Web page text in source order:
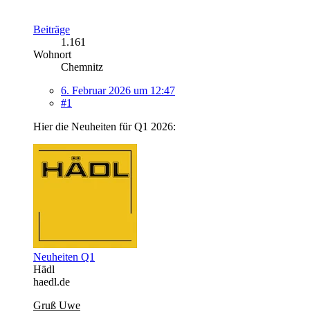
Beiträge
1.161
Wohnort
Chemnitz
6. Februar 2026 um 12:47
#1
Hier die Neuheiten für Q1 2026:
Neuheiten Q1
Hädl
haedl.de
Gruß Uwe